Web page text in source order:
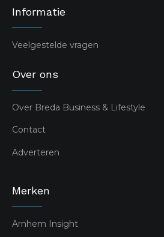
Informatie
Veelgestelde vragen
Over ons
Over Breda Business & Lifestyle
Contact
Adverteren
Merken
Arnhem Insight